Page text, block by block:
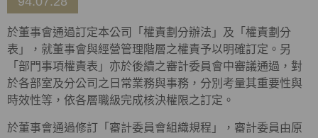
於董事會通過訂定本公司「權責劃分辦法」及「權責劃分
表」，就董事會與經營管理階層之權責予以明確訂定。另
「部門事項權責表」亦於後續之審計委員會中審議通過，對
於各部室及分公司之日常業務與事務，分別考量其重要性與
時效性等，依各層職級完成核決權限之訂定。
於董事會通過修訂「審計委員會組織規程」，審計委員由原